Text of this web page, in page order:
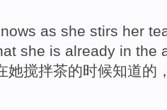
as she stirs her
she is already in the
她搅拌茶的时候知道的